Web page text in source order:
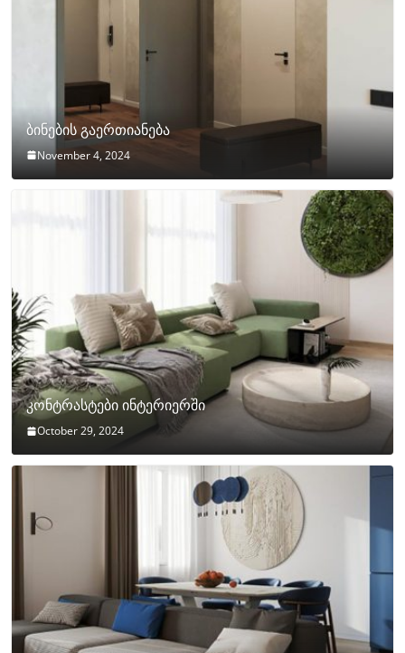
ბინების გაერთიანება
November 4, 2024
კონტრასტები ინტერიერში
October 29, 2024